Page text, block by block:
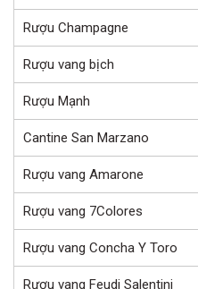
Rượu Champagne
Rượu vang bịch
Rượu Mạnh
Cantine San Marzano
Rượu vang Amarone
Rượu vang 7Colores
Rượu vang Concha Y Toro
Rượu vang Feudi Salentini